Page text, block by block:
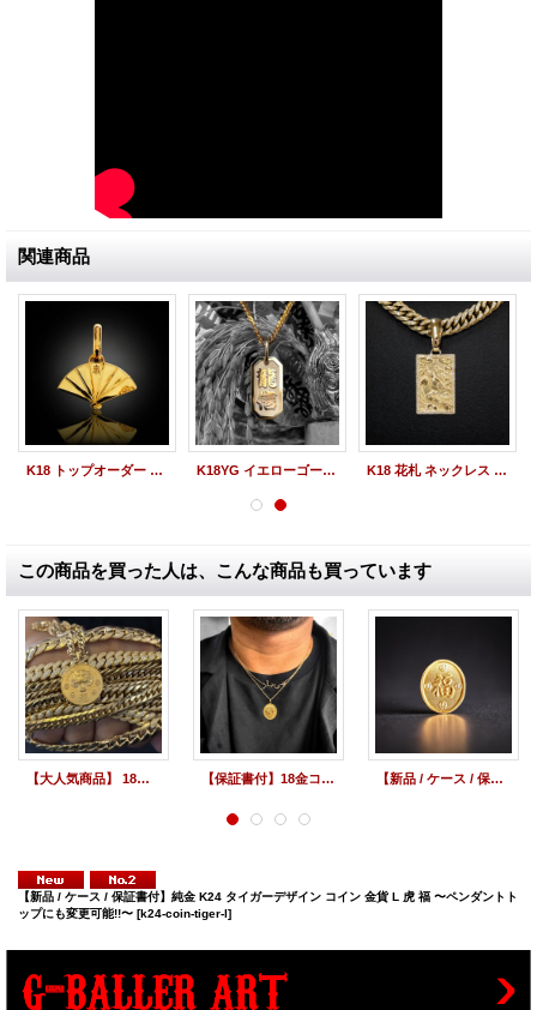
関連商品
K18 トップオーダー 扇ペンダント "檜扇" オーダーメイド ジュエリー 製作実績 K18YG イエローゴールド 喧嘩札 オーダー ネックレス ペンダント 2文字 18金 名前札 "龍信" 製作実績（小サイズ） K18 花札 ネックレス ペンダント オーダーメイド アクセサリー "梅に鶯" 製作実績
この商品を買った人は、こんな商品も買っています
【大人気商品】 18金コインペンダントトップ タイガーデザイン Lサイズ 金貨ペンダント 【保証書付】18金コインペンダントトップ タイガーデザイン オーバル 金貨ペンダント 【新品 / ケース / 保証書付】純金 K24 福デザイン オーバルコイン 金貨 福 〜ペンダントトップにも変更可能!!〜
【新品 / ケース / 保証書付】純金 K24 タイガーデザイン コイン 金貨 L 虎 福 〜ペンダントト
ップにも変更可能!!〜 [k24-coin-tiger-l]